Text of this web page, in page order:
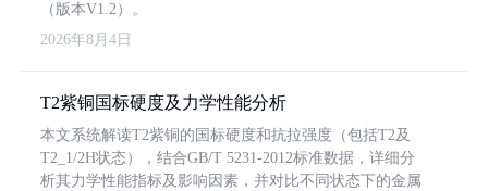
（版本V1.2）。
2026年8月4日
T2紫铜国标硬度及力学性能分析
本文系统解读T2紫铜的国标硬度和抗拉强度（包括T2及
T2_1/2H状态），结合GB/T 5231-2012标准数据，详细分
析其力学性能指标及影响因素，并对比不同状态下的金属